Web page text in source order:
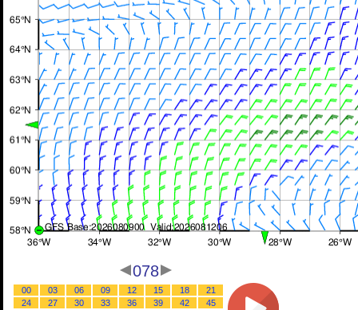
078
00 03 06 09 12 15 18
21
24
27 30 33 36 39 42
45